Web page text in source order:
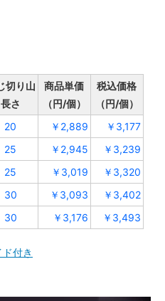
切り山
長さ
商品単価
（円/個）
税込価格
（円/個）
20 ￥2,889
￥3,177
25 ￥2,945
￥3,239
25 ￥3,019
￥3,320
30 ￥3,093
￥3,402
30 ￥3,176 ￥3,493
付き